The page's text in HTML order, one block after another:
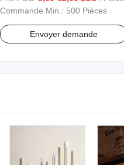
Commande Min.: 500 Pièces
Envoyer demande